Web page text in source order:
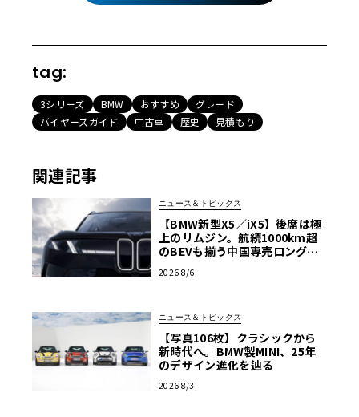
tag:
3シリーズ BMW おすすめ
グレード
バイヤーズガイド
中古車 歴史 見積もり
関連記事
ニュース＆トピックス
【BMW新型X5／iX5】後席は極
上のリムジン。航続1000km超
のBEVも揃う中国専売ロング仕
2026 8/6
ニュース＆トピックス
【写真106枚】クラシックから
新時代へ。BMW製MINI、25年
のデザイン進化を辿る
2026 8/3